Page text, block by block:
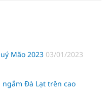
Mão 2023 03/01/2023
Đà Lạt trên cao